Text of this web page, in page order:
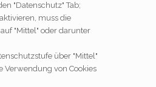
"Datenschutz" Tab;
muss die
"Mittel" oder darunter
über "Mittel"
Verwendung von Cookies